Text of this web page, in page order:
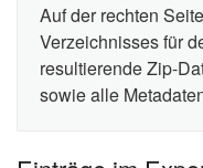
Auf der rechten
Verzeichnisses für
resultierende Zip-
sowie alle